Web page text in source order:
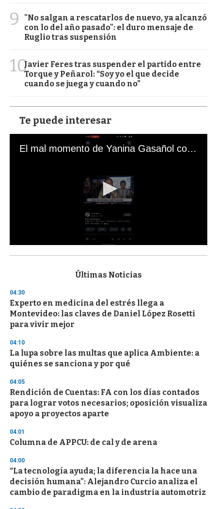
9
"No salgan a rescatarlos de nuevo, ya alcanzó
con lo del año pasado": el duro mensaje de
Ruglio tras suspensión
10Javier Feres tras suspender el partido entre
Torque y Peñarol: “Soy yo el que decide
cuando se juega y cuando no”
Te puede interesar
El mal momento de Yanina Gasañol con un hincha argentino en "Subrayado"
s
d
s
o
f
3
s
e
c
o
d
s
Últimas Noticias
04:30
Experto en medicina del estrés llega a
Montevideo: las claves de Daniel López Rosetti
para vivir mejor
04:10
La lupa sobre las multas que aplica Ambiente: a
quiénes se sanciona y por qué
04:05
Rendición de Cuentas: FA con los días contados
para lograr votos necesarios; oposición visualiza
apoyo a proyectos aparte
04:01
Columna de APPCU: de cal y de arena
04:00
“La tecnología ayuda; la diferencia la hace una
decisión humana”: Alejandro Curcio analiza el
cambio de paradigma en la industria automotriz